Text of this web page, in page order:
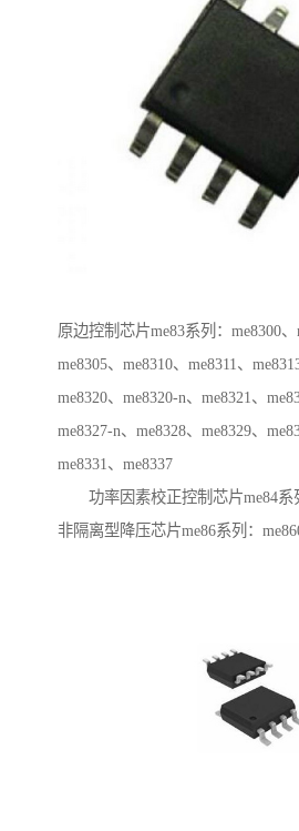
原边控制芯片me83系列：me8300、
me8305、me8310、me8311、
me8320、me8320-n、me8321、
me8327-n、me8328、me8329、
me8331、me8337
功率因素校正控制芯片me84系
非隔离型降压芯片me86系列：